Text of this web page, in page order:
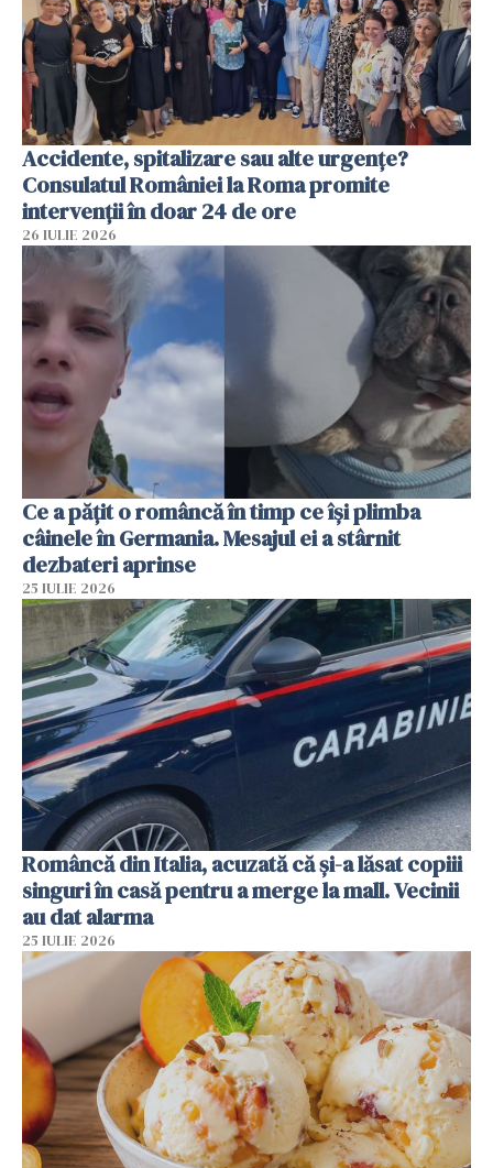
Accidente, spitalizare sau alte urgențe?
Consulatul României la Roma promite
intervenții în doar 24 de ore
26 IULIE 2026
Ce a pățit o româncă în timp ce își plimba
câinele în Germania. Mesajul ei a stârnit
dezbateri aprinse
25 IULIE 2026
Româncă din Italia, acuzată că și-a lăsat copiii
singuri în casă pentru a merge la mall. Vecinii
au dat alarma
25 IULIE 2026